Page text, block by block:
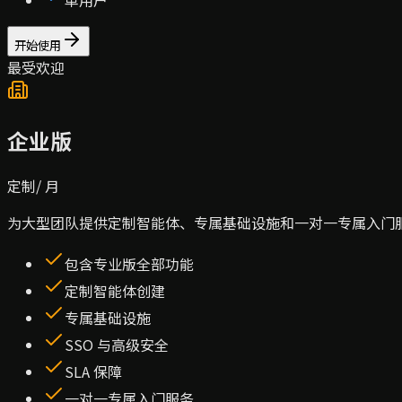
开始使用
最受欢迎
企业版
定制/ 月
为大型团队提供定制智能体、专属基础设施和一对一专属入门
包含专业版全部功能
定制智能体创建
专属基础设施
SSO 与高级安全
SLA 保障